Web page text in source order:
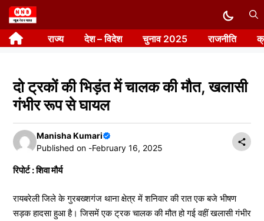
Skip
to
content राज्य देश – विदेश चुनाव 2025 राजनीति
दो ट्रकों की भिड़ंत में चालक की मौत, खलासी
गंभीर रूप से घायल
Manisha Kumari
Published on -February 16, 2025
रिपोर्ट : शिवा मौर्य
रायबरेली जिले के गुरबख्शगंज थाना क्षेत्र में शनिवार की रात एक बजे भीषण
सड़क हादसा हुआ है। जिसमें एक ट्रक चालक की मौत हो गई वहीं खलासी गंभीर